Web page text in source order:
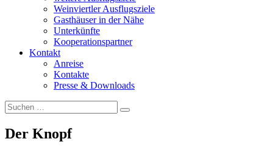
Weinviertler Ausflugsziele
Gasthäuser in der Nähe
Unterkünfte
Kooperationspartner
Kontakt
Anreise
Kontakte
Presse & Downloads
Suchen
nach:
Suchen
Der Knopf